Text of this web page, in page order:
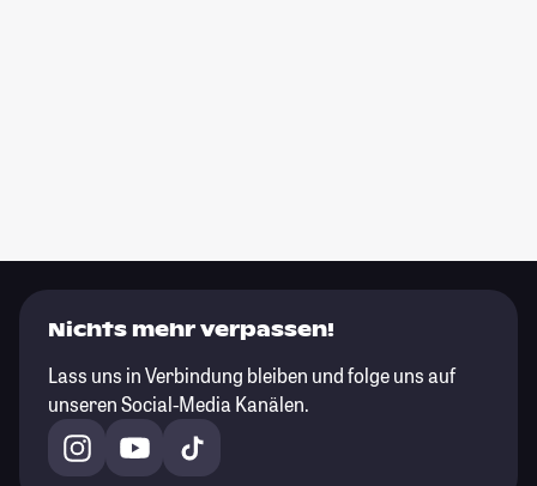
Nichts mehr verpassen!
Lass uns in Verbindung bleiben und folge uns auf
unseren Social-Media Kanälen.